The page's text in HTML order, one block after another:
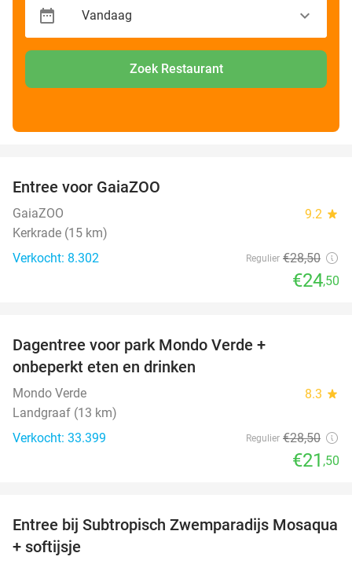
Zoek Restaurant
Entree voor GaiaZOO
GaiaZOO 9.2 star
Kerkrade (15 km)
Verkocht: 8.302
Regulier €28,50
€24,50
Dagentree voor park Mondo Verde +
onbeperkt eten en drinken
Mondo Verde 8.3 star
Landgraaf (13 km)
Verkocht: 33.399
Regulier €28,50
€21 ,50
25%
Entree bij Subtropisch Zwemparadijs Mosaqua
+ softijsje